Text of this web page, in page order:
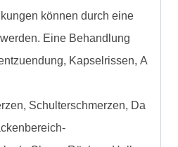
können durch eine
Eine Behandlung
Kapselrissen, A
Schulterschmerzen, Da